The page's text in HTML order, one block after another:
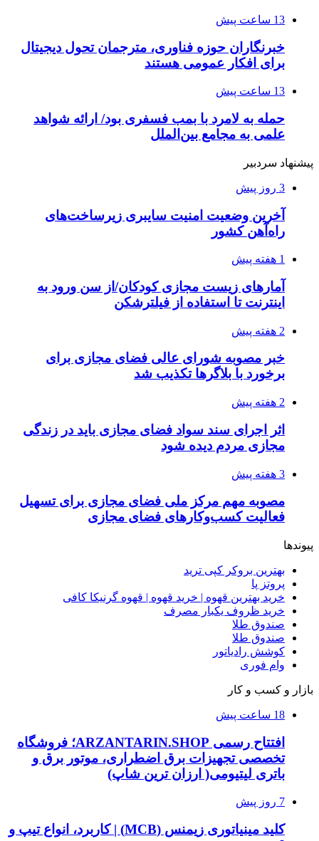
13 ساعت پیش
خبرنگاران حوزه فناوری، مترجمان تحول دیجیتال
برای افکار عمومی هستند
13 ساعت پیش
حمله به لامرد با بمب فسفری بود/ ارائه شواهد
علمی به مجامع بین‌الملل
پیشنهاد سردبیر
3 روز پیش
آخرین وضعیت امنیت سایبری زیرساخت‌های
راه‌آهن کشور
1 هفته پیش
آمارهای زیست مجازی کودکان/از سن ورود به
اینترنت تا استفاده از فیلترشکن
2 هفته پیش
خبر مصوبه شورای عالی فضای مجازی برای
برخورد با بلاگرها تکذیب شد
2 هفته پیش
اثر اجرای سند سواد فضای مجازی باید در زندگی
مجازی مردم دیده شود
3 هفته پیش
مصوبه مهم مرکز ملی فضای مجازی برای تسهیل
فعالیت کسب‌وکارهای فضای مجازی
پیوندها
بهترین بروکر کپی ترید
پروتز پا
خرید بهترین قهوه | خرید قهوه | قهوه گرنیکا کافی
خرید ظروف یکبار مصرف
صندوق طلا
صندوق طلا
کوشش رادیاتور
وام فوری
بازار و کسب و کار
18 ساعت پیش
افتتاح رسمی ARZANTARIN.SHOP؛ فروشگاه
تخصصی تجهیزات برق اضطراری، موتور برق و
باتری لیتیومی( ارزان ترین شاپ)
7 روز پیش
کلید مینیاتوری زیمنس (MCB) | کاربرد، انواع تیپ و